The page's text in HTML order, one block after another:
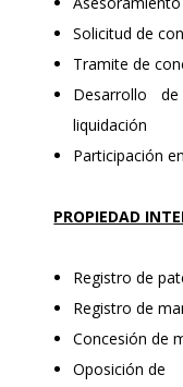
Solicitud de
Tramite de
Desarrollo
liquidación
Participación
PROPIEDAD
Registro de
Registro de
Concesión de
Oposición de